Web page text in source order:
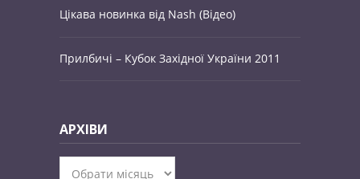
Цікава новинка від Nash (Відео)
Прилбичі – Кубок Західної України 2011
АРХІВИ